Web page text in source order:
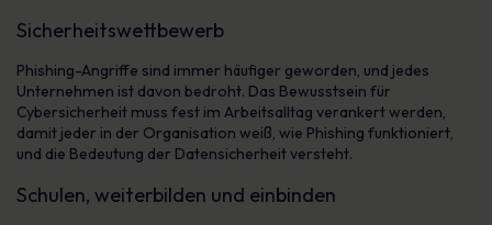
Sicherheitswettbewerb
Phishing-Angriffe sind immer häufiger geworden, und jedes
Unternehmen ist davon bedroht. Das Bewusstsein für
Cybersicherheit muss fest im Arbeitsalltag verankert werden,
damit jeder in der Organisation weiß, wie Phishing funktioniert,
und die Bedeutung der Datensicherheit versteht.
Schulen, weiterbilden und einbinden